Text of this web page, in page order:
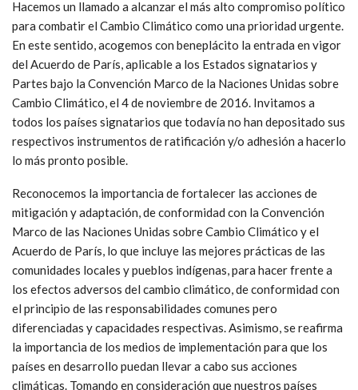
Hacemos un llamado a alcanzar el más alto compromiso político
para combatir el Cambio Climático como una prioridad urgente.
En este sentido, acogemos con beneplácito la entrada en vigor
del Acuerdo de París, aplicable a los Estados signatarios y
Partes bajo la Convención Marco de la Naciones Unidas sobre
Cambio Climático, el 4 de noviembre de 2016. Invitamos a
todos los países signatarios que todavía no han depositado sus
respectivos instrumentos de ratificación y/o adhesión a hacerlo
lo más pronto posible.
Reconocemos la importancia de fortalecer las acciones de
mitigación y adaptación, de conformidad con la Convención
Marco de las Naciones Unidas sobre Cambio Climático y el
Acuerdo de París, lo que incluye las mejores prácticas de las
comunidades locales y pueblos indígenas, para hacer frente a
los efectos adversos del cambio climático, de conformidad con
el principio de las responsabilidades comunes pero
diferenciadas y capacidades respectivas. Asimismo, se reafirma
la importancia de los medios de implementación para que los
países en desarrollo puedan llevar a cabo sus acciones
climáticas. Tomando en consideración que nuestros países